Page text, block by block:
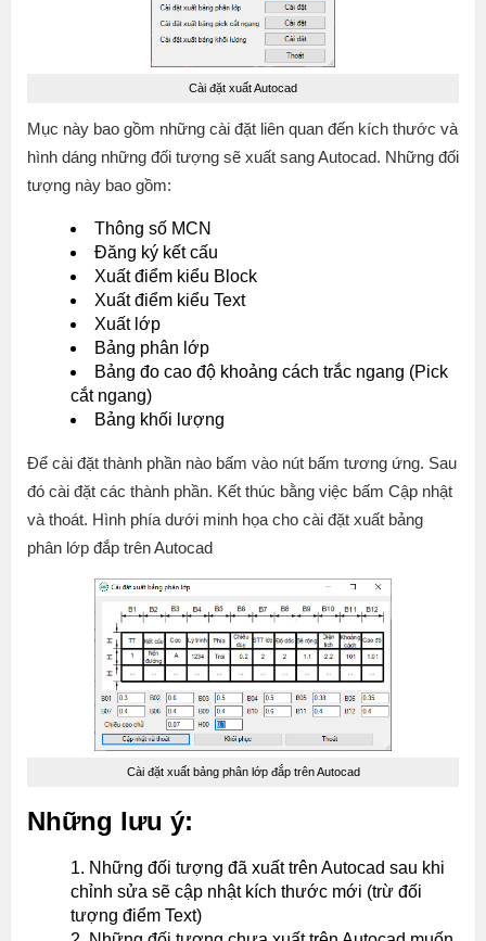
Cài đặt xuất Autocad
Mục này bao gồm những cài đặt liên quan đến kích thước và
hình dáng những đối tượng sẽ xuất sang Autocad. Những đối
tượng này bao gồm:
Thông số MCN
Đăng ký kết cấu
Xuất điểm kiểu Block
Xuất điểm kiểu Text
Xuất lớp
Bảng phân lớp
Bảng đo cao độ khoảng cách trắc ngang (Pick
cắt ngang)
Bảng khối lượng
Để cài đặt thành phần nào bấm vào nút bấm tương ứng. Sau
đó cài đặt các thành phần. Kết thúc bằng việc bấm Cập nhật
và thoát. Hình phía dưới minh họa cho cài đặt xuất bảng
phân lớp đắp trên Autocad
Cài đặt xuất bảng phân lớp đắp trên Autocad
Những lưu ý:
Những đối tượng đã xuất trên Autocad sau khi
chỉnh sửa sẽ cập nhật kích thước mới (trừ đối
tượng điểm Text)